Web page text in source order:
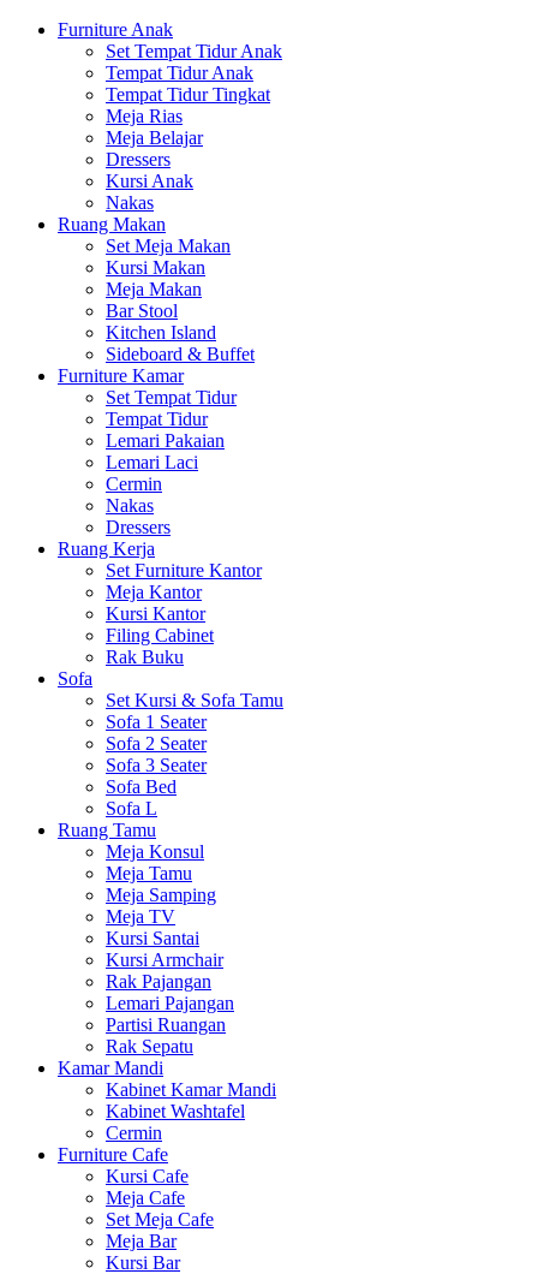
Furniture Anak
Set Tempat Tidur Anak
Tempat Tidur Anak
Tempat Tidur Tingkat
Meja Rias
Meja Belajar
Dressers
Kursi Anak
Nakas
Ruang Makan
Set Meja Makan
Kursi Makan
Meja Makan
Bar Stool
Kitchen Island
Sideboard & Buffet
Furniture Kamar
Set Tempat Tidur
Tempat Tidur
Lemari Pakaian
Lemari Laci
Cermin
Nakas
Dressers
Ruang Kerja
Set Furniture Kantor
Meja Kantor
Kursi Kantor
Filing Cabinet
Rak Buku
Sofa
Set Kursi & Sofa Tamu
Sofa 1 Seater
Sofa 2 Seater
Sofa 3 Seater
Sofa Bed
Sofa L
Ruang Tamu
Meja Konsul
Meja Tamu
Meja Samping
Meja TV
Kursi Santai
Kursi Armchair
Rak Pajangan
Lemari Pajangan
Partisi Ruangan
Rak Sepatu
Kamar Mandi
Kabinet Kamar Mandi
Kabinet Washtafel
Cermin
Furniture Cafe
Kursi Cafe
Meja Cafe
Set Meja Cafe
Meja Bar
Kursi Bar